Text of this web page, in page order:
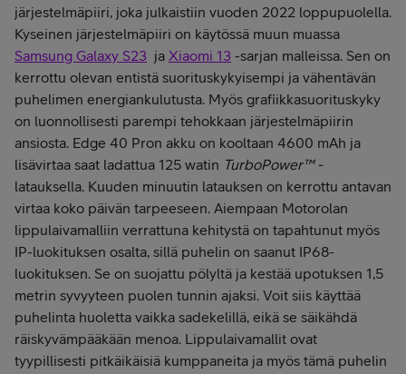
järjestelmäpiiri, joka julkaistiin vuoden 2022 loppupuolella.
Kyseinen järjestelmäpiiri on käytössä muun muassa
Samsung Galaxy S23 ja Xiaomi 13 -sarjan malleissa. Sen on
kerrottu olevan entistä suorituskykyisempi ja vähentävän
puhelimen energiankulutusta. Myös grafiikkasuorituskyky
on luonnollisesti parempi tehokkaan järjestelmäpiirin
ansiosta. Edge 40 Pron akku on kooltaan 4600 mAh ja
lisävirtaa saat ladattua 125 watin TurboPower™ -
latauksella. Kuuden minuutin latauksen on kerrottu antavan
virtaa koko päivän tarpeeseen. Aiempaan Motorolan
lippulaivamalliin verrattuna kehitystä on tapahtunut myös
IP-luokituksen osalta, sillä puhelin on saanut IP68-
luokituksen. Se on suojattu pölyltä ja kestää upotuksen 1,5
metrin syvyyteen puolen tunnin ajaksi. Voit siis käyttää
puhelinta huoletta vaikka sadekelillä, eikä se säikähdä
räiskyvämpääkään menoa. Lippulaivamallit ovat
tyypillisesti pitkäikäisiä kumppaneita ja myös tämä puhelin